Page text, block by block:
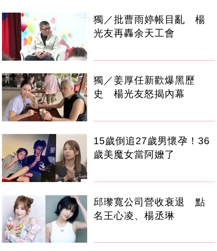
獨／批曹雨婷帳目亂 楊
光友再轟余天工會
獨／姜厚任新歡爆黑歷
史 楊光友怒揭內幕
15歲倒追27歲男懷孕！36
歲美魔女當阿嬤了
邱瓈寬公司營收衰退 點
名王心凌、楊丞琳